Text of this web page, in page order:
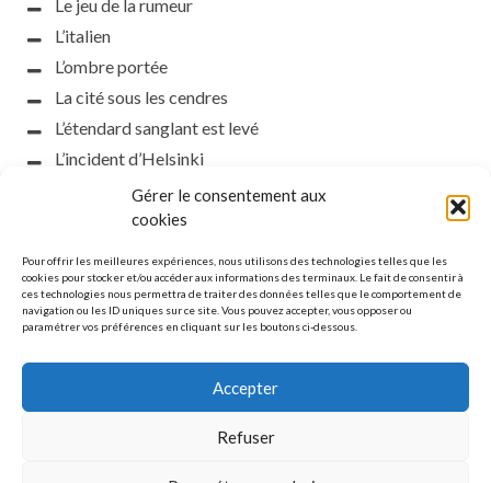
Gérer le consentement aux
cookies
Pour offrir les meilleures expériences, nous utilisons des technologies telles que les
cookies pour stocker et/ou accéder aux informations des terminaux. Le fait de consentir à
ces technologies nous permettra de traiter des données telles que le comportement de
navigation ou les ID uniques sur ce site. Vous pouvez accepter, vous opposer ou
paramétrer vos préférences en cliquant sur les boutons ci-dessous.
Accepter
Refuser
Le jeu de la rumeur
L’italien
L’ombre portée
La cité sous les cendres
L’étendard sanglant est levé
L’incident d’Helsinki
la petite fasciste
Toutes les nuances de la nuit
Que s’obscurcissent le soleil et la lumière
Le silence